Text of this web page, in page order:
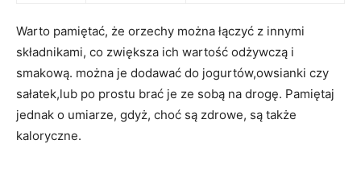
Warto pamiętać, że orzechy można ⁢łączyć z innymi
składnikami, co zwiększa ich wartość odżywczą i
smakową. można je ​dodawać do jogurtów,owsianki czy
sałatek,lub po prostu brać je ze sobą na drogę. Pamiętaj
jednak o umiarze, gdyż, choć są zdrowe, są także
kaloryczne.